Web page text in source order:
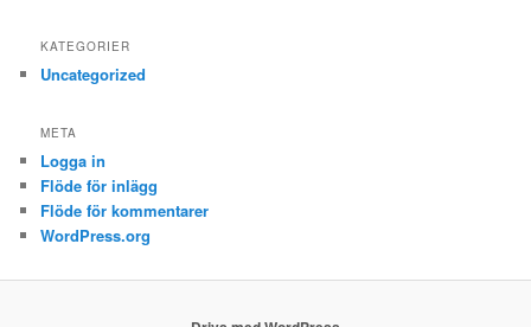
KATEGORIER
Uncategorized
META
Logga in
Flöde för inlägg
Flöde för kommentarer
WordPress.org